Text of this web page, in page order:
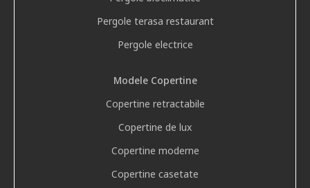
Pergole terasa restaurant
Pergole electrice
Modele Copertine
Copertine retractabile
Copertine de lux
Copertine moderne
Copertine casetate